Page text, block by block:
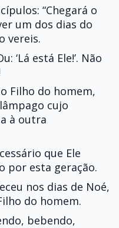
“Chegará o
um dos dias do
vereis.
‘Lá está Ele!’. Não
Filho do homem,
cujo
à outra
que Ele
por esta geração.
nos dias de Noé,
do homem.
bebendo,